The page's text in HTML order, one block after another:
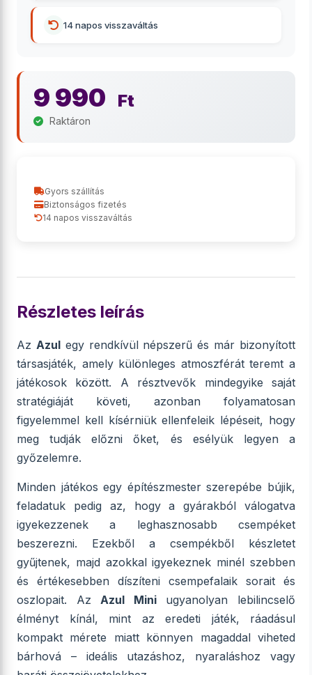
14 napos visszaváltás
9 990 Ft
Raktáron
Gyors szállítás
Biztonságos fizetés
14 napos visszaváltás
Részletes leírás
Az Azulegy rendkívül népszerű és már bizonyított
társasjáték, amely különleges atmoszférát teremt a
játékosok között. A résztvevők mindegyike saját
stratégiáját követi, azonban folyamatosan
figyelemmel kell kísérniük ellenfeleik lépéseit, hogy
meg tudják előzni őket, és esélyük legyen a
győzelemre.
Minden játékos egy építészmester szerepébe bújik,
feladatuk pedig az, hogy a gyárakból válogatva
igyekezzenek a leghasznosabb csempéket
beszerezni. Ezekből a csempékből készletet
gyűjtenek, majd azokkal igyekeznek minél szebben
és értékesebben díszíteni csempefalaik sorait és
oszlopait. AzAzul Miniugyanolyan lebilincselő
élményt kínál, mint az eredeti játék, ráadásul
kompakt mérete miatt könnyen magaddal viheted
bárhová – ideális utazáshoz, nyaraláshoz vagy